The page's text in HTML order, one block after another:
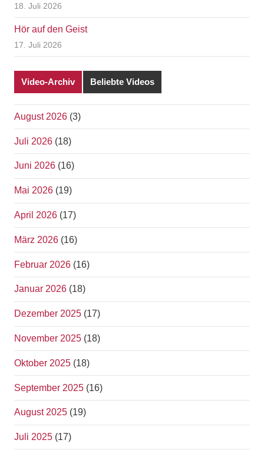
18. Juli 2026
Hör auf den Geist
17. Juli 2026
Video-Archiv Beliebte Videos
August 2026 (3)
Juli 2026 (18)
Juni 2026 (16)
Mai 2026 (19)
April 2026 (17)
März 2026 (16)
Februar 2026 (16)
Januar 2026 (18)
Dezember 2025 (17)
November 2025 (18)
Oktober 2025 (18)
September 2025 (16)
August 2025 (19)
Juli 2025 (17)